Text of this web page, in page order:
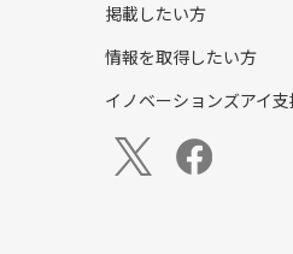
掲載したい方
情報を取得したい方
イノベーションズアイ